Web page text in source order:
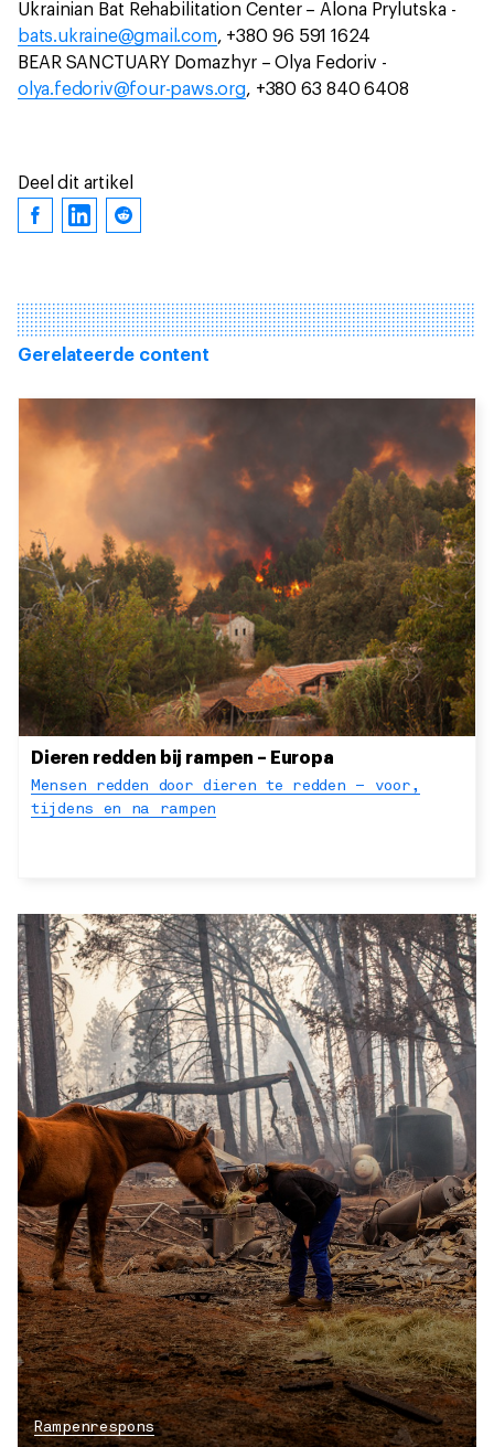
Ukrainian Bat Rehabilitation Center – Alona Prylutska -
bats.ukraine@gmail.com, +380 96 591 1624
BEAR SANCTUARY Domazhyr – Olya Fedoriv -
olya.fedoriv@four-paws.org, +380 63 840 6408
Deel dit artikel
Gerelateerde content
Dieren redden bij rampen – Europa
Mensen redden door dieren te redden – voor,
tijdens en na rampen
Rampenrespons